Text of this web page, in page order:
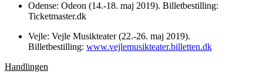
Odense: Odeon (14.-18. maj 2019). Billetbestilling:
Ticketmaster.dk
Vejle: Vejle Musikteater (22.-26. maj 2019).
Billetbestilling: www.vejlemusikteater.billetten.dk
Handlingen